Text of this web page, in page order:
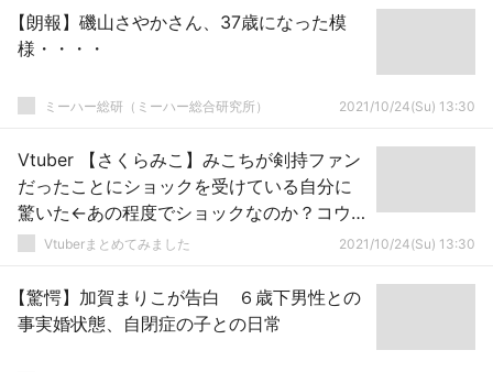
【朗報】磯山さやかさん、37歳になった模
様・・・・
ミーハー総研（ミーハー総合研究所） 2021/10/24(Su) 13:30
Vtuber 【さくらみこ】みこちが剣持ファン
だったことにショックを受けている自分に
驚いた←あの程度でショックなのか？コウ
やコーサカとの絡みみたら発狂しそうだな
Vtuberまとめてみました 2021/10/24(Su) 13:30
【驚愕】加賀まりこが告白 ６歳下男性との
事実婚状態、自閉症の子との日常